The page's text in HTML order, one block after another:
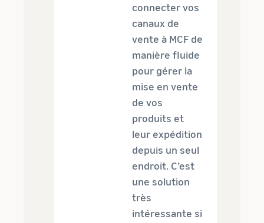
connecter vos
canaux de
vente à MCF de
manière fluide
pour gérer la
mise en vente
de vos
produits et
leur expédition
depuis un seul
endroit. C’est
une solution
très
intéressante si